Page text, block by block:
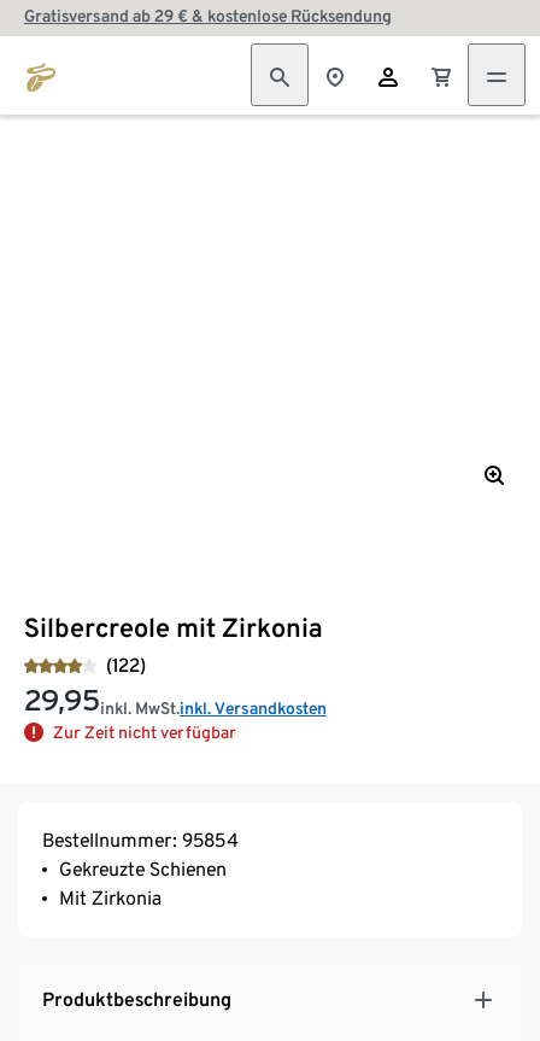
Gratisversand ab 29 € & kostenlose Rücksendung
Silbercreole mit Zirkonia
(122)
29,95inkl. MwSt.inkl. Versandkosten
Zur Zeit nicht verfügbar
Bestellnummer: 95854
Gekreuzte Schienen
Mit Zirkonia
Produktbeschreibung